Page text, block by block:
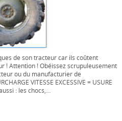
de son tracteur car ils coûtent
! Attention ! Obéissez scrupuleusement
ou du manufacturier de
VITESSE EXCESSIVE = USURE
: les chocs,…